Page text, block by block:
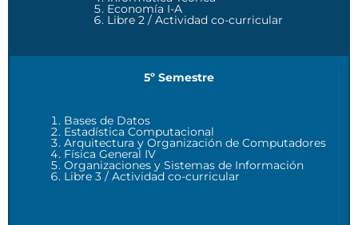
Economía I-A
Libre 2 / Actividad co-curricular
5º Semestre
Bases de Datos
Estadística Computacional
Arquitectura y Organización de Computadores
Física General IV
Organizaciones y Sistemas de Información
Libre 3 / Actividad co-curricular